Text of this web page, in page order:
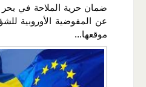
ضمان حرية الملاحة في
عن المفوضية الأوروبية
موقعها...